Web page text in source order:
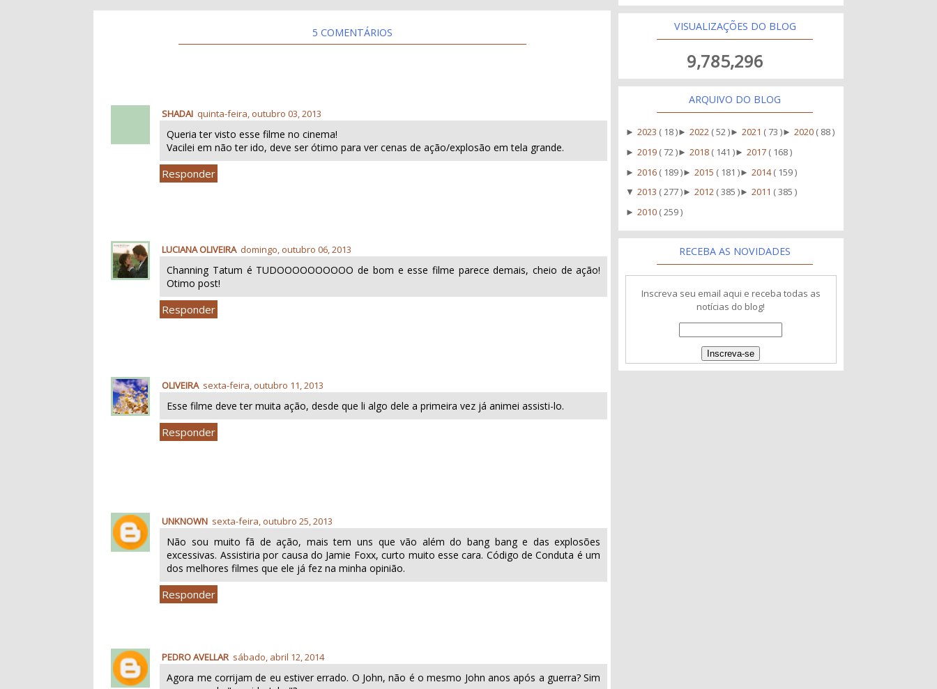
5 COMENTÁRIOS
SHADAI quinta-feira, outubro 03, 2013
Queria ter visto esse filme no cinema!
Vacilei em não ter ido, deve ser ótimo para ver cenas de ação/explosão em tela grande.
Responder
LUCIANA OLIVEIRA domingo, outubro 06, 2013
Channing Tatum é TUDOOOOOOOOOO de bom e esse filme parece demais, cheio de ação!
Otimo post!
Responder
OLIVEIRA sexta-feira, outubro 11, 2013
Esse filme deve ter muita ação, desde que li algo dele a primeira vez já animei assisti-lo.
Responder
UNKNOWN sexta-feira, outubro 25, 2013
Não sou muito fã de ação, mais tem uns que vão além do bang bang e das explosões
excessivas. Assistiria por causa do Jamie Foxx, curto muito esse cara. Código de Conduta é um
dos melhores filmes que ele já fez na minha opinião.
Responder
PEDRO AVELLAR sábado, abril 12, 2014
Agora me corrijam de eu estiver errado. O John, não é o mesmo John anos após a guerra? Sim
VISUALIZAÇÕES DO BLOG
9,785,296
ARQUIVO DO BLOG
►2023 ( 18 )►2022 ( 52 )►2021 ( 73 )►2020 ( 88 )
►2019 ( 72 )►2018 ( 141 )►2017 ( 168 )
►2016 ( 189 )►2015 ( 181 )►2014( 159 )
▼2013 ( 277 )►2012 ( 385 )►2011 ( 385 )
►2010 ( 259 )
RECEBA AS NOVIDADES
Inscreva seu email aqui e receba todas as
notícias do blog!